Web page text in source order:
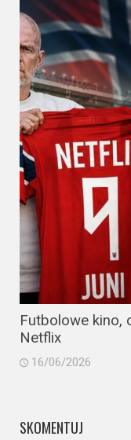
Futbolowe kino,
Netflix
16/06/2026
SKOMENTUJ